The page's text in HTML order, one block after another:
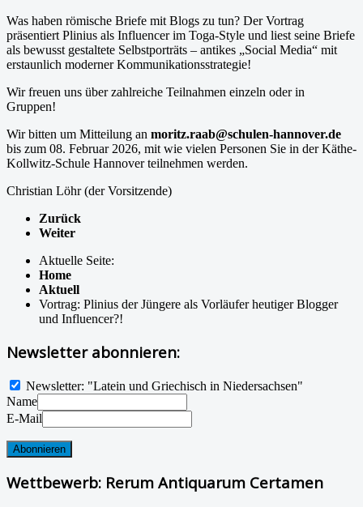
Was haben römische Briefe mit Blogs zu tun? Der Vortrag
präsentiert Plinius als Influencer im Toga-Style und liest seine Briefe
als bewusst gestaltete Selbstporträts – antikes „Social Media“ mit
erstaunlich moderner Kommunikationsstrategie!
Wir freuen uns über zahlreiche Teilnahmen einzeln oder in
Gruppen!
Wir bitten um Mitteilung an moritz.raab@schulen-hannover.de
bis zum 08. Februar 2026, mit wie vielen Personen Sie in der Käthe-
Kollwitz-Schule Hannover teilnehmen werden.
Christian Löhr (der Vorsitzende)
Zurück
Weiter
Aktuelle Seite:
Home
Aktuell
Vortrag: Plinius der Jüngere als Vorläufer heutiger Blogger
und Influencer?!
Newsletter abonnieren:
Newsletter: "Latein und Griechisch in Niedersachsen"
Name
E-Mail
Wettbewerb: Rerum Antiquarum Certamen